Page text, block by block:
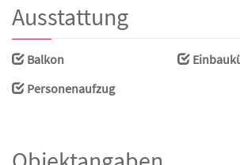
Ausstattung
Balkon
Personenaufzug